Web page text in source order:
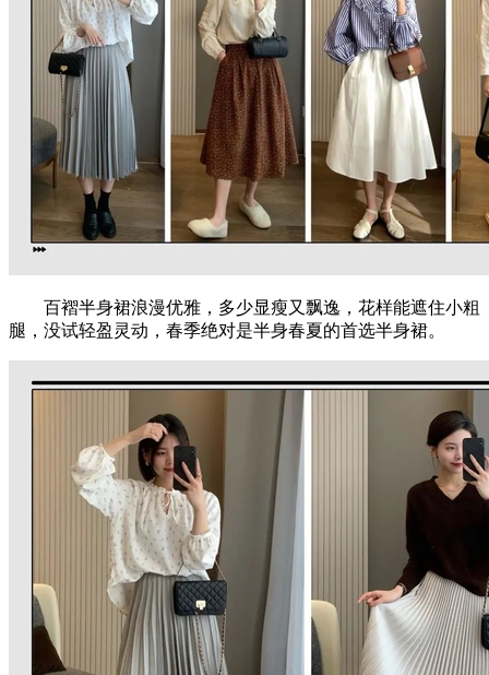
百褶半身裙浪漫优雅，多少显瘦又飘逸，花样能遮住小粗
腿，没试轻盈灵动，春季绝对是半身春夏的首选半身裙。